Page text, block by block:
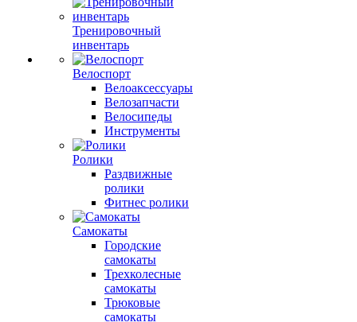
Тренировочный
инвентарь
Велоспорт
Велоаксессуары
Велозапчасти
Велосипеды
Инструменты
Ролики
Раздвижные
ролики
Фитнес ролики
Самокаты
Городские
самокаты
Трехколесные
самокаты
Трюковые
самокаты